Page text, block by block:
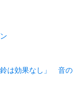
鈴は効果なし」 音の